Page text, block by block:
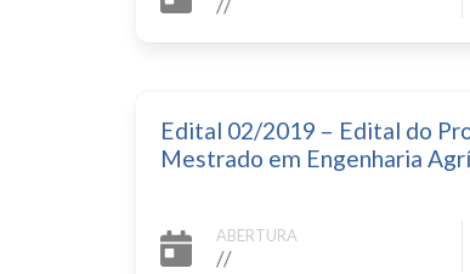
//
Edital 02/2019 – Edital do
Mestrado em Engenharia
ABERTURA
//